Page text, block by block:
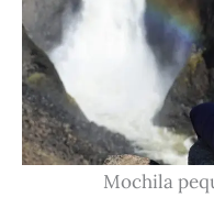
Mochila